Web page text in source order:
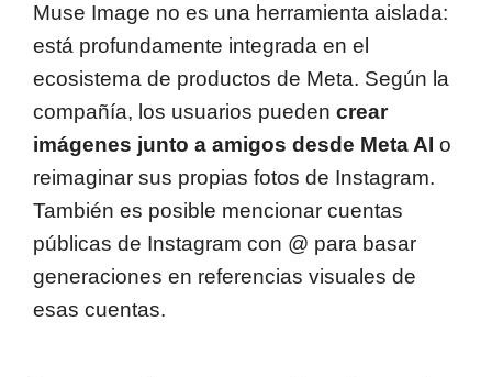
Muse Image no es una herramienta aislada:
está profundamente integrada en el
ecosistema de productos de Meta. Según la
compañía, los usuarios pueden crear
imágenes junto a amigos desde Meta AI o
reimaginar sus propias fotos de Instagram.
También es posible mencionar cuentas
públicas de Instagram con @ para basar
generaciones en referencias visuales de
esas cuentas.